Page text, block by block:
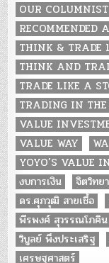
OUR COLUMNIST
RECOMMENDED
THINK & TRADE
THINK AND
TRADE LIKE A
TRADING IN THE
VALUE
VALUE WAY
YOYO’S VALUE
งบการเงิน
จิตวิทย
ดร.ศุภวุฒิ สายเชื้อ
พีรพงศ์ สุวรรณโภคิน
วิบูลย์ พึงประเสริฐ
เศรษฐศาสตร์